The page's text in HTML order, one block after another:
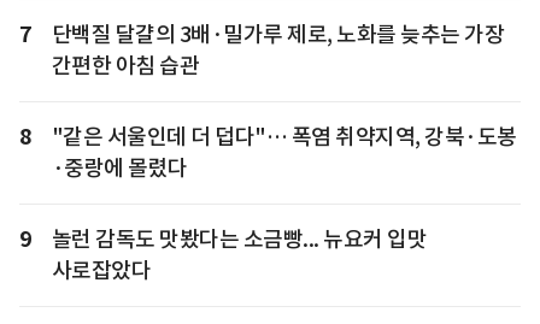
7
단백질 달걀의 3배·밀가루 제로, 노화를 늦추는 가장
간편한 아침 습관
8
"같은 서울인데 더 덥다"… 폭염 취약지역, 강북·도봉
·중랑에 몰렸다
9
놀런 감독도 맛봤다는 소금빵... 뉴요커 입맛
사로잡았다